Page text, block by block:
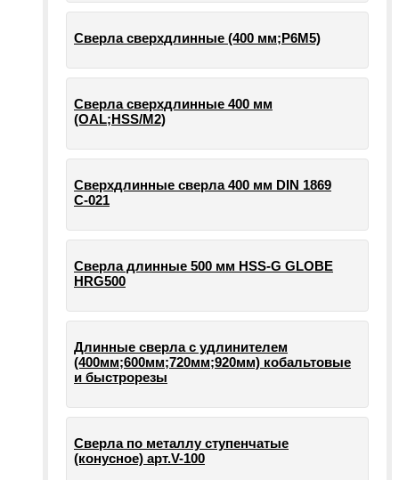
Сверла сверхдлинные (400 мм;Р6М5)
Сверла сверхдлинные 400 мм
(OAL;HSS/M2)
Сверхдлинные сверла 400 мм DIN 1869
С-021
Сверла длинные 500 мм HSS-G GLOBE
HRG500
Длинные сверла с удлинителем
(400мм;600мм;720мм;920мм) кобальтовые
и быстрорезы
Сверла по металлу ступенчатые
(конусное) арт.V-100